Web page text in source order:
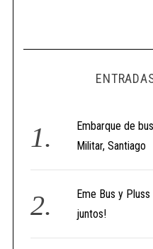
Embarque de
Militar, Santiago
Eme Bus y
juntos!